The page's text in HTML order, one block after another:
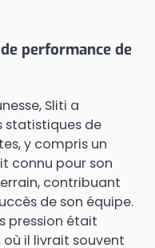
performance de
Sliti a
de
y compris un
connu pour son
contribuant
de son équipe.
pression était
il livrait souvent